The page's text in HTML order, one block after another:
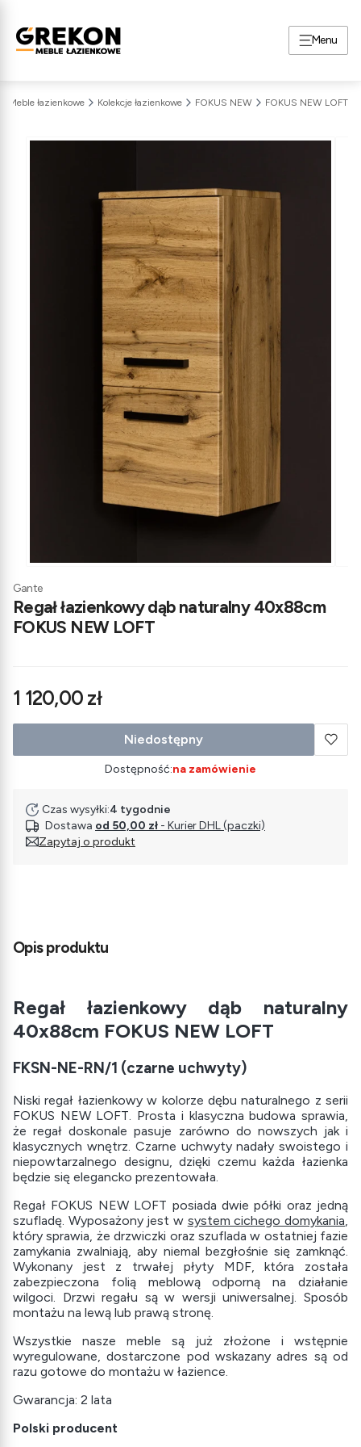
Menu
Meble łazienkowe Kolekcje łazienkowe FOKUS NEW FOKUS NEW LOFT
Gante
Regał łazienkowy dąb naturalny 40x88cm
FOKUS NEW LOFT
Cena
1 120,00 zł
Niedostępny
Dostępność:na zamówienie
Czas wysyłki:4 tygodnie
Dostawa od 50,00 zł - Kurier DHL (paczki)
Zapytaj o produkt
Opis produktu
Regał łazienkowy dąb naturalny
40x88cm FOKUS NEW LOFT
FKSN-NE-RN/1 (czarne uchwyty)
Niski regał łazienkowy w kolorze dębu naturalnego z serii
FOKUS NEW LOFT. Prosta i klasyczna budowa sprawia,
że regał doskonale pasuje zarówno do nowszych jak i
klasycznych wnętrz. Czarne uchwyty nadały swoistego i
niepowtarzalnego designu, dzięki czemu każda łazienka
będzie się elegancko prezentowała.
Regał FOKUS NEW LOFT posiada dwie półki oraz jedną
szufladę. Wyposażony jest w system cichego domykania,
który sprawia, że drzwiczki oraz szuflada w ostatniej fazie
zamykania zwalniają, aby niemal bezgłośnie się zamknąć.
Wykonany jest z trwałej płyty MDF, która została
zabezpieczona folią meblową odporną na działanie
wilgoci. Drzwi regału są w wersji uniwersalnej. Sposób
montażu na lewą lub prawą stronę.
Wszystkie nasze meble są już złożone i wstępnie
wyregulowane, dostarczone pod wskazany adres są od
razu gotowe do montażu w łazience.
Gwarancja: 2 lata
Polski producent